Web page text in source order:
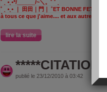
˚ ˛ •˛•*/______/~＼。˚ ˚ ˛
˚ ˛ •˛• ｜ 田田｜門｜ ˚ET BONNE FETE
à tous ce que j'aime.... et aux autres♥♥♥♥
lire la suite
publié le 23/12/2010 à 03:42